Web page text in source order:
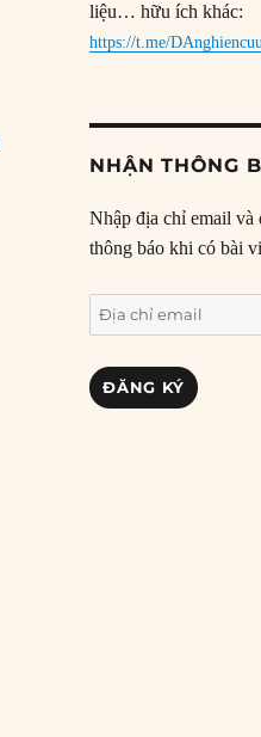
liệu… hữu ích khác:
https://t.me/
NHẬN THÔNG
Nhập địa chỉ email và
thông báo khi có bài
Địa
chỉ
email
ĐĂNG KÝ